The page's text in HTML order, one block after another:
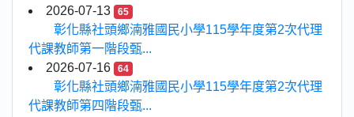
2026-07-13
65
彰化縣社頭鄉湳雅國民小學115學年度第2次代理
代課教師第一階段甄...
2026-07-16
64
彰化縣社頭鄉湳雅國民小學115學年度第2次代理
代課教師第四階段甄...